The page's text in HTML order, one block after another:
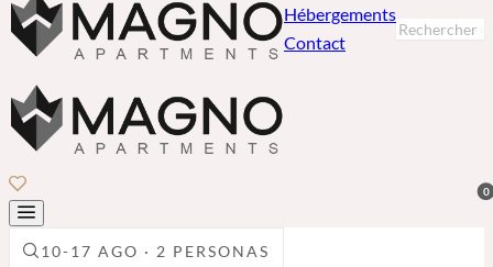
Hébergements
Contact
0
10-17 AGO · 2 PERSONAS